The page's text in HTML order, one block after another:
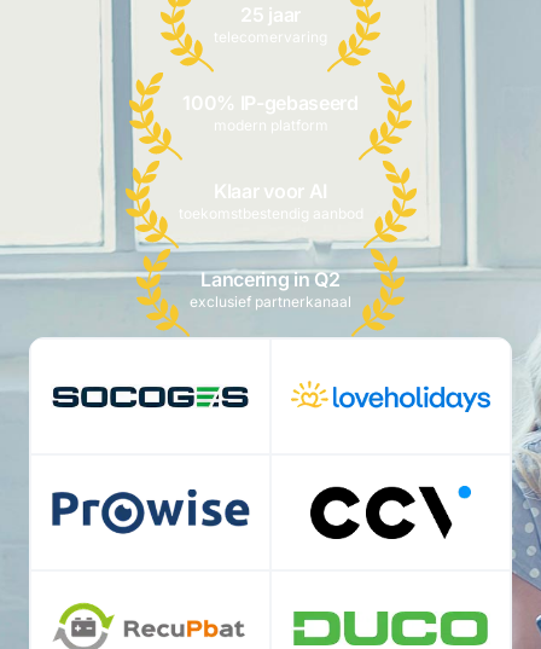
25 jaar
telecomervaring
100% IP-gebaseerd
modern platform
Klaar voor AI
toekomstbestendig aanbod
Lancering in Q2
exclusief partnerkanaal